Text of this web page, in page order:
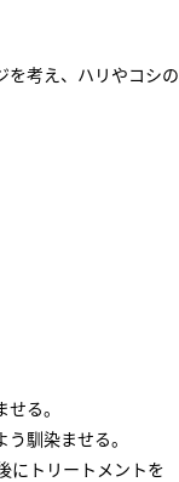
を考え、ハリやコシの
る。
馴染ませる。
にトリートメントを